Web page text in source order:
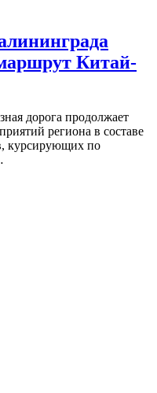
Китай-
дорога продолжает
региона в составе
курсирующих по